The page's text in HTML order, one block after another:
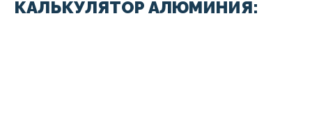
КАЛЬКУЛЯТОР АЛЮМИНИЯ: